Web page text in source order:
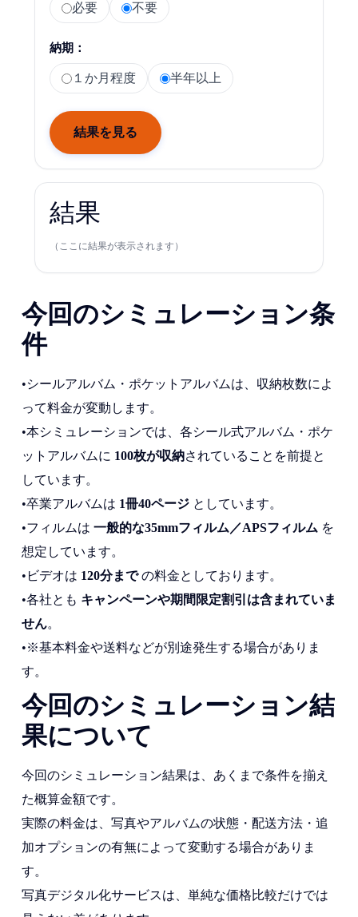
必要 不要
納期：
１か月程度 半年以上
結果を見る
結果
（ここに結果が表示されます）
今回のシミュレーション条
件
•シールアルバム・ポケットアルバムは、収納枚数によ
って料金が変動します。
•本シミュレーションでは、各シール式アルバム・ポケ
ットアルバムに 100枚が収納されていることを前提と
しています。
•卒業アルバムは 1冊40ページとしています。
•フィルムは 一般的な35mmフィルム／APSフィルム を
想定しています。
•ビデオは 120分までの料金としております。
•各社とも キャンペーンや期間限定割引は含まれていま
せん。
•※基本料金や送料などが別途発生する場合がありま
す。
今回のシミュレーション結
果について
今回のシミュレーション結果は、あくまで条件を揃え
た概算金額です。
実際の料金は、写真やアルバムの状態・配送方法・追
加オプションの有無によって変動する場合がありま
す。
写真デジタル化サービスは、単純な価格比較だけでは